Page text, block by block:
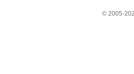
© 2005-